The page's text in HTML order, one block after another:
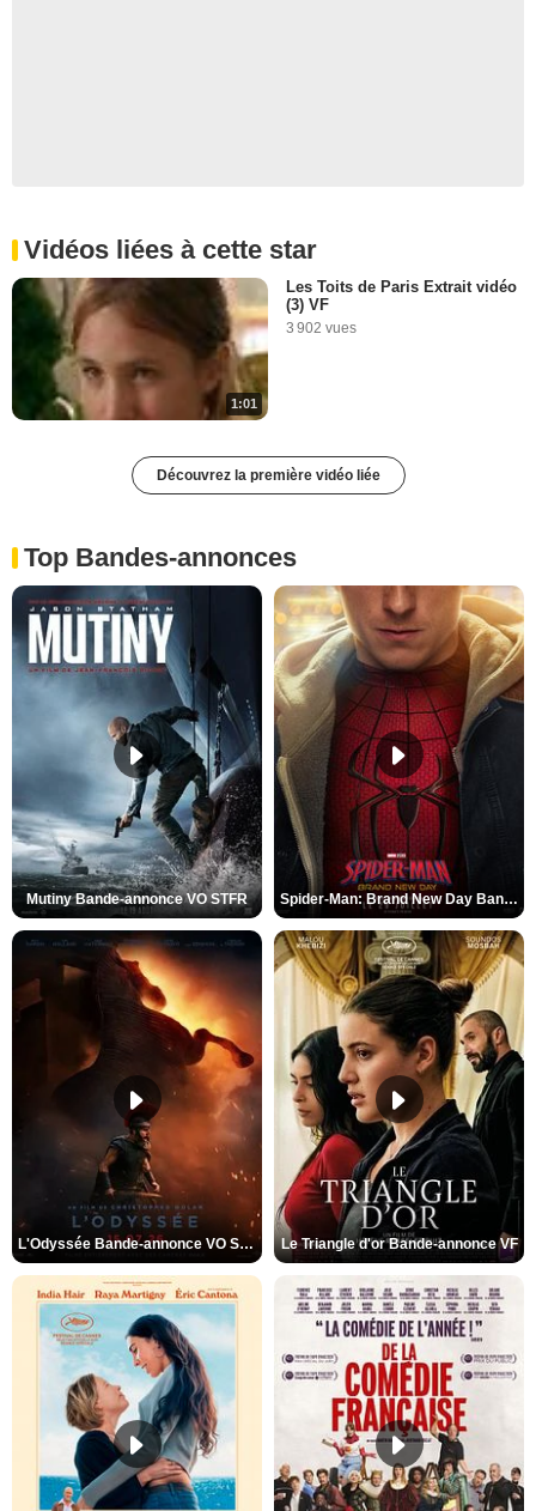
Vidéos liées à cette star
1:01
Les Toits de Paris Extrait vidéo
(3) VF
3 902 vues
Découvrez la première vidéo liée
Top Bandes-annonces
Mutiny Bande-annonce VO STFR Spider-Man: Brand New Day Bande-annonce VO STFR
L'Odyssée Bande-annonce VO STFR Le Triangle d'or Bande-annonce VF